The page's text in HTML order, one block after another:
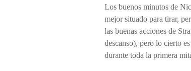
Los buenos minutos de
mejor situado para tirar,
las buenas acciones de
descanso), pero lo cierto
durante toda la primera